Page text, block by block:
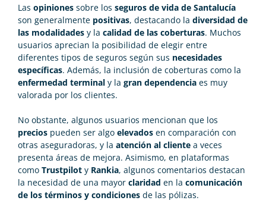
Las opiniones sobre los seguros de vida de Santalucía
son generalmente positivas, destacando la diversidad de
las modalidades y la calidad de las coberturas. Muchos
usuarios aprecian la posibilidad de elegir entre
diferentes tipos de seguros según sus necesidades
específicas. Además, la inclusión de coberturas como la
enfermedad terminal y la gran dependencia es muy
valorada por los clientes.
No obstante, algunos usuarios mencionan que los
precios pueden ser algo elevados en comparación con
otras aseguradoras, y la atención al cliente a veces
presenta áreas de mejora. Asimismo, en plataformas
como Trustpilot y Rankia, algunos comentarios destacan
la necesidad de una mayor claridad en la comunicación
de los términos y condiciones de las pólizas.